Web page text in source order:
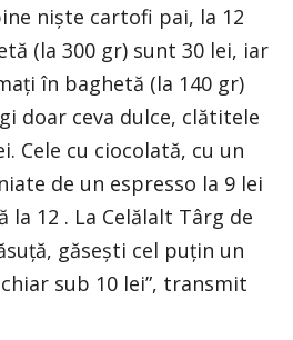
niște cartofi pai, la 12
(la 300 gr) sunt 30 lei, iar
în baghetă (la 140 gr)
doar ceva dulce, clătitele
Cele cu ciocolată, cu un
de un espresso la 9 lei
la 12 . La Celălalt Târg de
găsești cel puțin un
sub 10 lei”, transmit